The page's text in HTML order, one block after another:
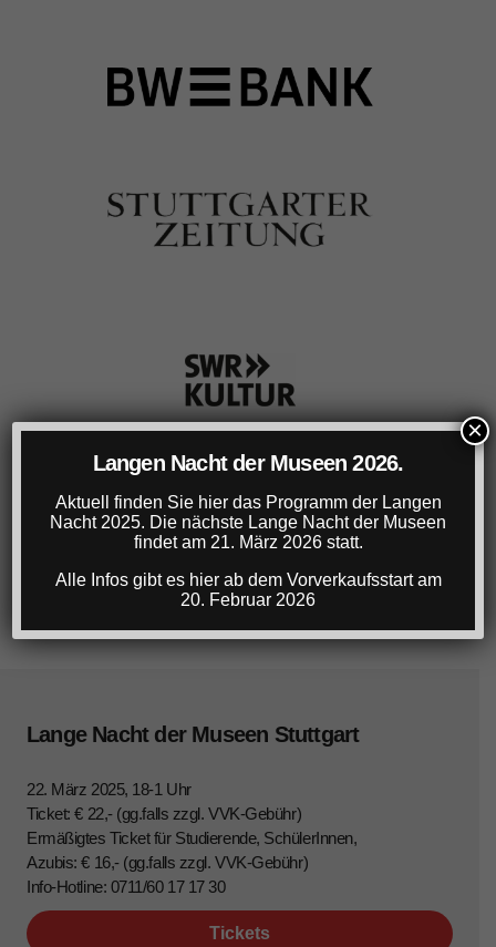
Lange Nacht der Museen Stuttgart
22. März 2025, 18-1 Uhr
Ticket: € 22,- (gg.falls zzgl. VVK-Gebühr)
Ermäßigtes Ticket für Studierende, SchülerInnen,
Azubis: € 16,- (gg.falls zzgl. VVK-Gebühr)
Info-Hotline: 0711/60 17 17 30
Tickets
Langen Nacht der Museen 2026.
Aktuell finden Sie hier das Programm der Langen
Nacht 2025. Die nächste Lange Nacht der Museen
findet am 21. März 2026 statt.
Alle Infos gibt es hier ab dem Vorverkaufsstart am
20. Februar 2026
×